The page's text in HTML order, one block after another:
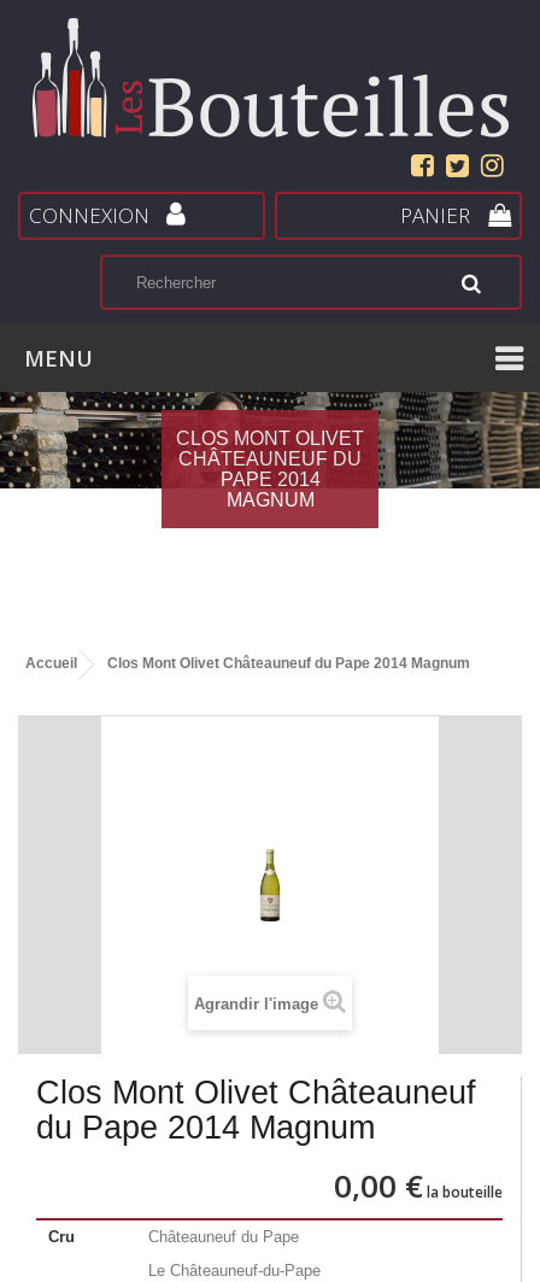
PANIER
CONNEXION
MENU
CLOS MONT OLIVET
CHÂTEAUNEUF DU
PAPE 2014
MAGNUM
Accueil Clos Mont Olivet Châteauneuf du Pape 2014 Magnum
Agrandir l'image
Clos Mont Olivet Châteauneuf
du Pape 2014 Magnum
0,00 €la bouteille
Cru Châteauneuf du Pape
Le Châteauneuf-du-Pape